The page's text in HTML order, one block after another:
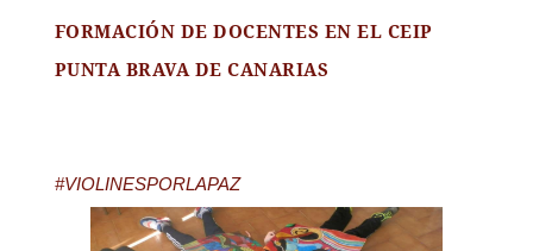
FORMACIÓN DE DOCENTES EN EL CEIP
PUNTA BRAVA DE CANARIAS
#VIOLINESPORLAPAZ